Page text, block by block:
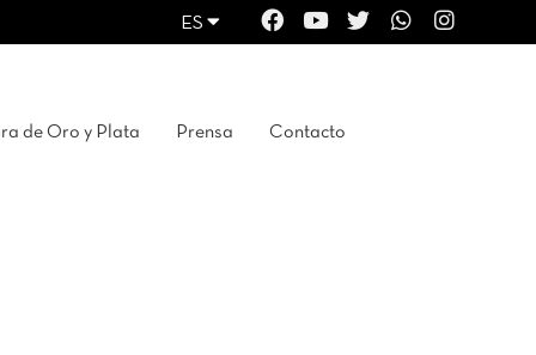
ES
de Oro y Plata Prensa Contacto